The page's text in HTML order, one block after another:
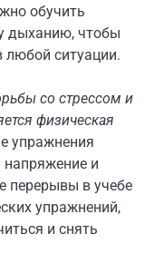
обучить
дыханию, чтобы
любой ситуации.
со стрессом и
физическая
упражнения
напряжение и
перерывы в учебе
упражнений,
и снять